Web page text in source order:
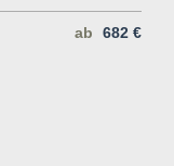
ab 682 €